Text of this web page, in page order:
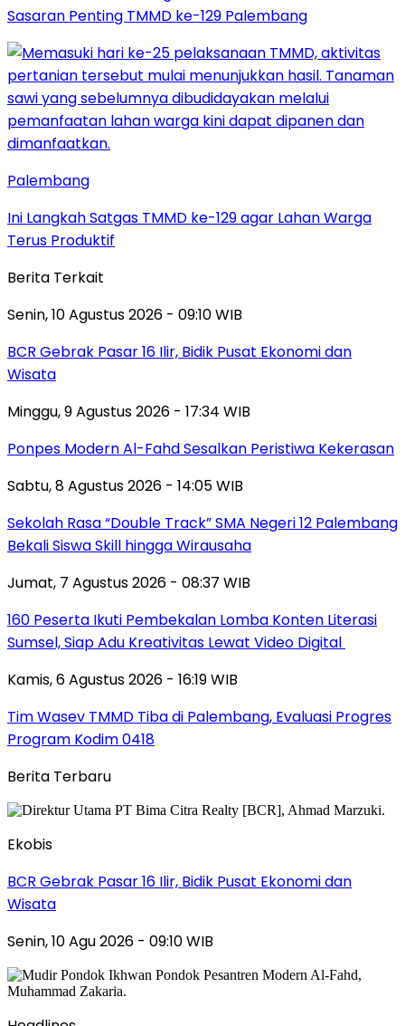
Sasaran Penting TMMD ke-129 Palembang
Palembang
Ini Langkah Satgas TMMD ke-129 agar Lahan Warga
Terus Produktif
Berita Terkait
Senin, 10 Agustus 2026 - 09:10 WIB
BCR Gebrak Pasar 16 Ilir, Bidik Pusat Ekonomi dan
Wisata
Minggu, 9 Agustus 2026 - 17:34 WIB
Ponpes Modern Al-Fahd Sesalkan Peristiwa Kekerasan
Sabtu, 8 Agustus 2026 - 14:05 WIB
Sekolah Rasa “Double Track” SMA Negeri 12 Palembang
Bekali Siswa Skill hingga Wirausaha
Jumat, 7 Agustus 2026 - 08:37 WIB
160 Peserta Ikuti Pembekalan Lomba Konten Literasi
Sumsel, Siap Adu Kreativitas Lewat Video Digital ‎
Kamis, 6 Agustus 2026 - 16:19 WIB
Tim Wasev TMMD Tiba di Palembang, Evaluasi Progres
Program Kodim 0418
Berita Terbaru
Ekobis
BCR Gebrak Pasar 16 Ilir, Bidik Pusat Ekonomi dan
Wisata
Senin, 10 Agu 2026 - 09:10 WIB